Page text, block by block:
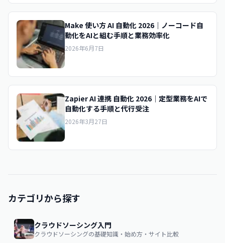
Make 使い方 AI 自動化 2026｜ノーコード自
動化をAIと組む手順と業務効率化
2026年6月7日
Zapier AI 連携 自動化 2026｜定型業務をAIで
自動化する手順と代行受注
2026年3月27日
カテゴリから探す
クラウドソーシング入門
クラウドソーシングの基礎知識・始め方・サイト比較